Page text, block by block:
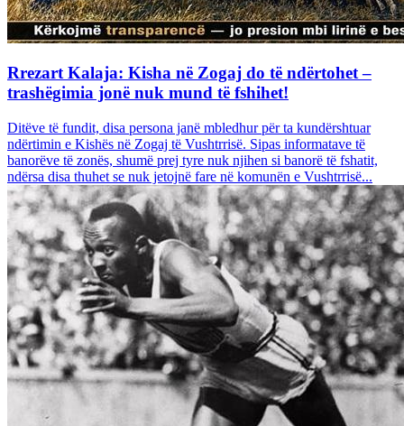
Rrezart Kalaja: Kisha në Zogaj do të ndërtohet –
trashëgimia jonë nuk mund të fshihet!
Ditëve të fundit, disa persona janë mbledhur për ta kundërshtuar
ndërtimin e Kishës në Zogaj të Vushtrrisë. Sipas informatave të
banorëve të zonës, shumë prej tyre nuk njihen si banorë të fshatit,
ndërsa disa thuhet se nuk jetojnë fare në komunën e Vushtrrisë...